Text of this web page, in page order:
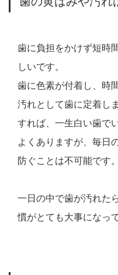
歯に負担をかけず短時
しいです。
歯に色素が付着し、時
汚れとして歯に定着し
すれば、一生白い歯で
よくありますが、毎日
防ぐことは不可能です。
一日の中で歯が汚れた
慣がとても大事になっ